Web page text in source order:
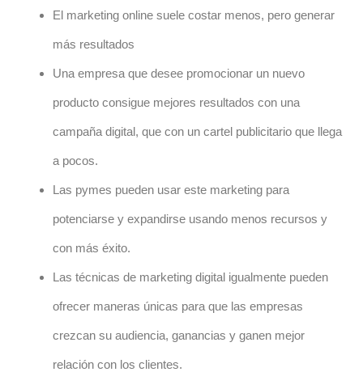
El marketing online suele costar menos, pero generar
más resultados
Una empresa que desee promocionar un nuevo
producto consigue mejores resultados con una
campaña digital, que con un cartel publicitario que llega
a pocos.
Las pymes pueden usar este marketing para
potenciarse y expandirse usando menos recursos y
con más éxito.
Las técnicas de marketing digital igualmente pueden
ofrecer maneras únicas para que las empresas
crezcan su audiencia, ganancias y ganen mejor
relación con los clientes.